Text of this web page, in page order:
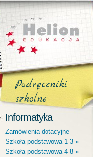
Podręczniki
szkolne
Informatyka
Zamówienia dotacyjne
Szkoła podstawowa 1-3 »
Szkoła podstawowa 4-8 »